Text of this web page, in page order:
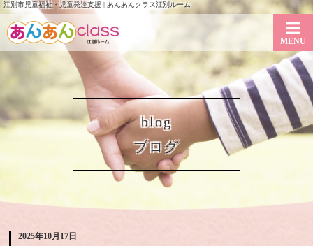
江別市児童福祉・児童発達支援 | あんあんクラス江別ルーム
blog
ブログ
MENU
2025年10月17日